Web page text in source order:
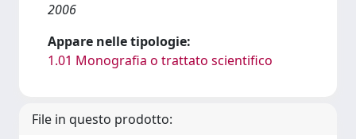
2006
Appare nelle tipologie:
1.01 Monografia o trattato scientifico
File in questo prodotto: